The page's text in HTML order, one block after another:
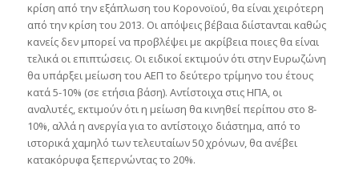
κρίση από την εξάπλωση του Κορονοϊού, θα είναι χειρότερη
από την κρίση του 2013. Οι απόψεις βέβαια διίστανται καθώς
κανείς δεν μπορεί να προβλέψει με ακρίβεια ποιες θα είναι
τελικά οι επιπτώσεις. Οι ειδικοί εκτιμούν ότι στην Ευρωζώνη
θα υπάρξει μείωση του ΑΕΠ το δεύτερο τρίμηνο του έτους
κατά 5-10% (σε ετήσια βάση). Αντίστοιχα στις ΗΠΑ, οι
αναλυτές, εκτιμούν ότι η μείωση θα κινηθεί περίπου στο 8-
10%, αλλά η ανεργία για το αντίστοιχο διάστημα, από το
ιστορικά χαμηλό των τελευταίων 50 χρόνων, θα ανέβει
κατακόρυφα ξεπερνώντας το 20%.